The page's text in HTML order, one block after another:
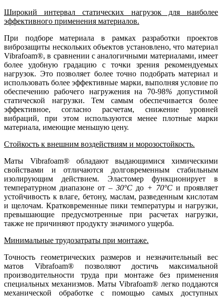
Широкий интервал статических нагрузок для наиболее
эффективного применения материалов.
При подборе материала в рамках разработки проектов
виброзащиты нескольких объектов установлено, что материал
Vibrafoam®, в сравнении с аналогичными материалами, имеет
более удобную градацию с точки зрения рекомендуемых
нагрузок. Это позволяет более точно подобрать материал и
использовать более эффективные марки, выполняя условие по
обеспечению рабочего нагружения на 70-98% допустимой
статической нагрузки. Тем самым обеспечивается более
эффективное, согласно расчетам, снижение уровней
вибраций, при этом используются менее плотные марки
материала, имеющие меньшую цену.
Стойкость к внешним воздействиям и морозостойкость.
Маты Vibrafoam® обладают выдающимися химическими
свойствами и отличаются долговременным стабильным
изолирующим действием. Эластомер функционирует в
температурном диапазоне от – 30°C до + 70°C и проявляет
устойчивость к влаге, бетону, маслам, разведенным кислотам
и щелочам. Кратковременные пики температуры и нагрузки,
превышающие предусмотренные при расчетах нагрузки,
также не причиняют продукту значимого ущерба.
Минимальные трудозатраты при монтаже.
Точность геометрических размеров и незначительный вес
матов Vibrafoam® позволяют достичь максимальной
производительности труда при монтаже без применения
специальных механизмов. Маты Vibrafoam® легко поддаются
механической обработке с помощью самых доступных